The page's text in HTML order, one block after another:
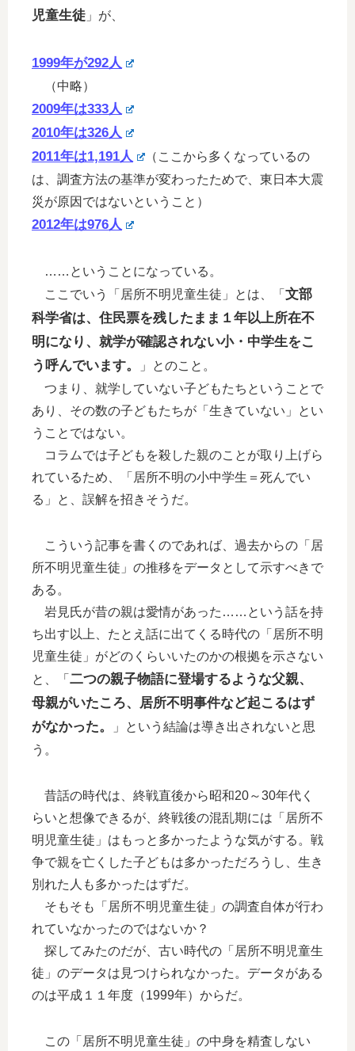
児童生徒 」が、
1999年が292人
（中略）
2009年は333人
2010年は326人
2011年は1,191人
（ここから多くなっているの
は、調査方法の基準が変わったためで、東日本大震
災が原因ではないということ）
2012年は976人
……ということになっている。
ここでいう「居所不明児童生徒」とは、「 文部
科学省は、住民票を残したまま１年以上所在不
明になり、就学が確認されない小・中学生をこ
う呼んでいます。
」とのこと。
つまり、就学していない子どもたちということで
あり、その数の子どもたちが「生きていない」とい
うことではない。
コラムでは子どもを殺した親のことが取り上げら
れているため、「居所不明の小中学生＝死んでい
る」と、誤解を招きそうだ。
こういう記事を書くのであれば、過去からの「居
所不明児童生徒」の推移をデータとして示すべきで
ある。
岩見氏が昔の親は愛情があった……という話を持
ち出す以上、たとえ話に出てくる時代の「居所不明
児童生徒」がどのくらいいたのかの根拠を示さない
と、「 二つの親子物語に登場するような父親、
母親がいたころ、居所不明事件など起こるはず
がなかった。
」という結論は導き出されないと思
う。
昔話の時代は、終戦直後から昭和20～30年代く
らいと想像できるが、終戦後の混乱期には「居所不
明児童生徒」はもっと多かったような気がする。戦
争で親を亡くした子どもは多かっただろうし、生き
別れた人も多かったはずだ。
そもそも「居所不明児童生徒」の調査自体が行わ
れていなかったのではないか？
探してみたのだが、古い時代の「居所不明児童生
徒」のデータは見つけられなかった。データがある
のは平成１１年度（1999年）からだ。
この「居所不明児童生徒」の中身を精査しない